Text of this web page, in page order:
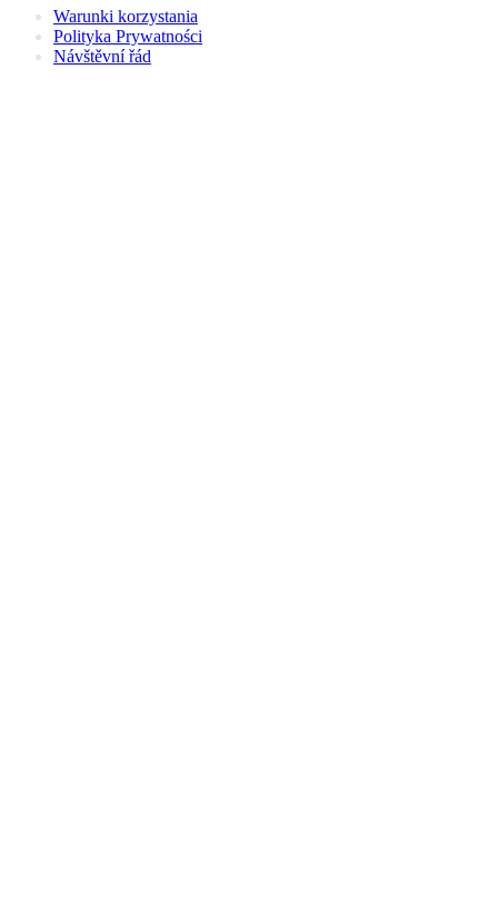
Warunki korzystania
Polityka Prywatności
Návštěvní řád